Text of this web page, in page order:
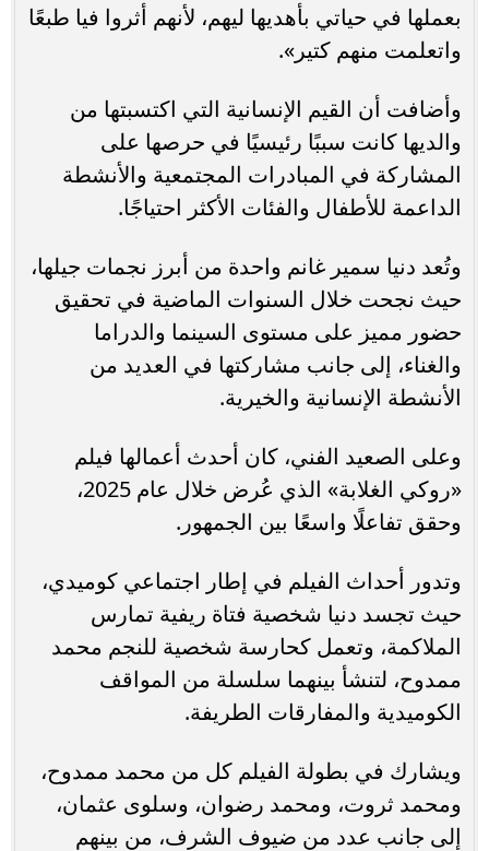
بعملها في حياتي بأهديها ليهم، لأنهم أثروا فيا طبعًا
واتعلمت منهم كتير».
وأضافت أن القيم الإنسانية التي اكتسبتها من
والديها كانت سببًا رئيسيًا في حرصها على
المشاركة في المبادرات المجتمعية والأنشطة
الداعمة للأطفال والفئات الأكثر احتياجًا.
وتُعد دنيا سمير غانم واحدة من أبرز نجمات جيلها،
حيث نجحت خلال السنوات الماضية في تحقيق
حضور مميز على مستوى السينما والدراما
والغناء، إلى جانب مشاركتها في العديد من
الأنشطة الإنسانية والخيرية.
وعلى الصعيد الفني، كان أحدث أعمالها فيلم
«روكي الغلابة» الذي عُرض خلال عام 2025،
وحقق تفاعلًا واسعًا بين الجمهور.
وتدور أحداث الفيلم في إطار اجتماعي كوميدي،
حيث تجسد دنيا شخصية فتاة ريفية تمارس
الملاكمة، وتعمل كحارسة شخصية للنجم محمد
ممدوح، لتنشأ بينهما سلسلة من المواقف
الكوميدية والمفارقات الطريفة.
ويشارك في بطولة الفيلم كل من محمد ممدوح،
ومحمد ثروت، ومحمد رضوان، وسلوى عثمان،
إلى جانب عدد من ضيوف الشرف، من بينهم